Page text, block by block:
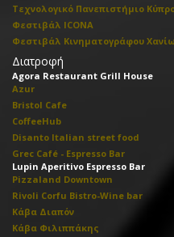
Τεχνολογικό Πανεπιστήμιο
Φεστιβάλ ICONA
Φεστιβάλ Κινηματογράφου
Διατροφή
Agora Restaurant Grill House
Azur
Bristol Cafe
CoffeeHub
Disanto Italian street food
Grec Café - Espresso Bar
Lupin Aperitivo Espresso Bar
Pizzaland Downtown
Rivoli Corfu Bistro-Wine bar
Κάβα Διαπόν
Κάβα Φιλιππάκης